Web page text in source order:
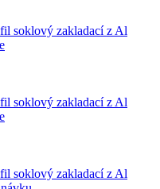
soklový zakladací z Al
soklový zakladací z Al
soklový zakladací z Al